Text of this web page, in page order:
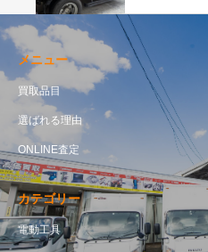
メニュー
買取品目
選ばれる理由
ONLINE査定
カテゴリー
電動工具